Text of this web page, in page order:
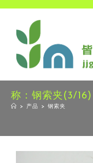
称：钢索夹(3/16)
> 产品 > 钢索夹